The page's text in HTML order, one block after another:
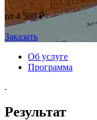
от 4 500 ₽
Заказать
Об услуге
Программа
.
Результат